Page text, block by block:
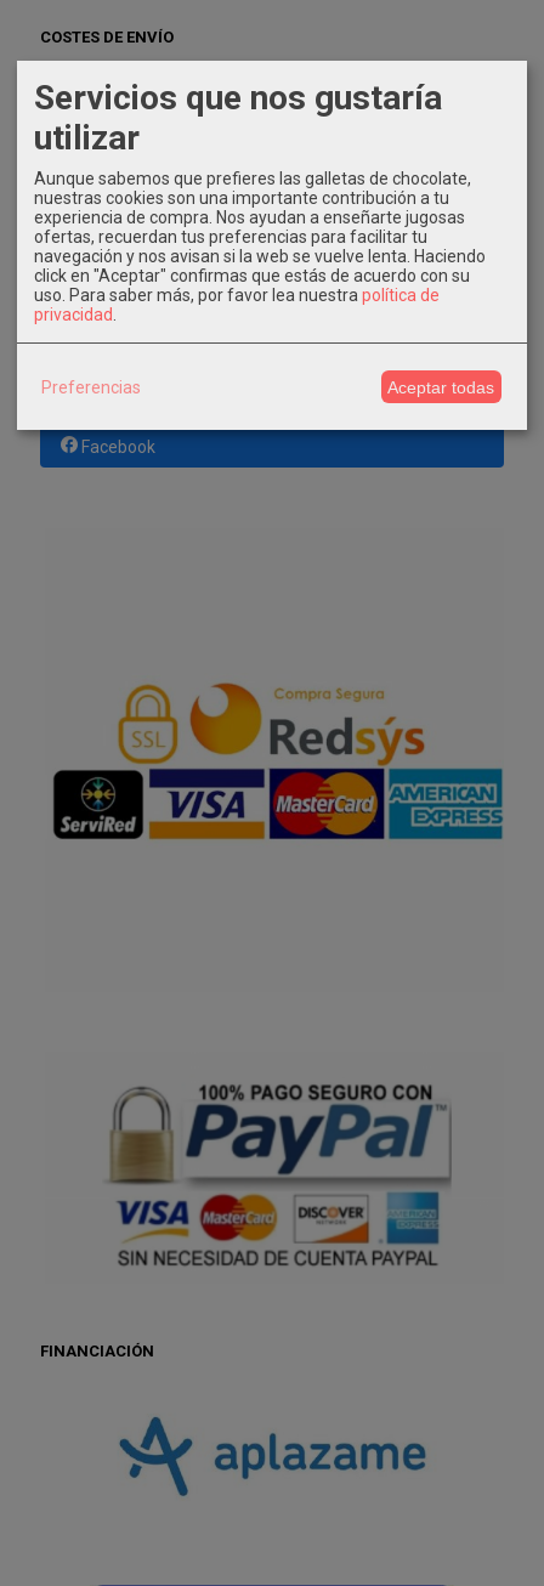
COSTES DE ENVÍO
Consultar Destinos
TU CARRITO (0)
El carrito de la compra está vacío
REDES SOCIALES
Instagram
Facebook
FINANCIACIÓN
Servicios que nos gustaría
utilizar
Aunque sabemos que prefieres las galletas de chocolate,
nuestras cookies son una importante contribución a tu
experiencia de compra. Nos ayudan a enseñarte jugosas
ofertas, recuerdan tus preferencias para facilitar tu
navegación y nos avisan si la web se vuelve lenta. Haciendo
click en "Aceptar" confirmas que estás de acuerdo con su
uso. Para saber más, por favor lea nuestra política de
privacidad
Preferencias Aceptar todas